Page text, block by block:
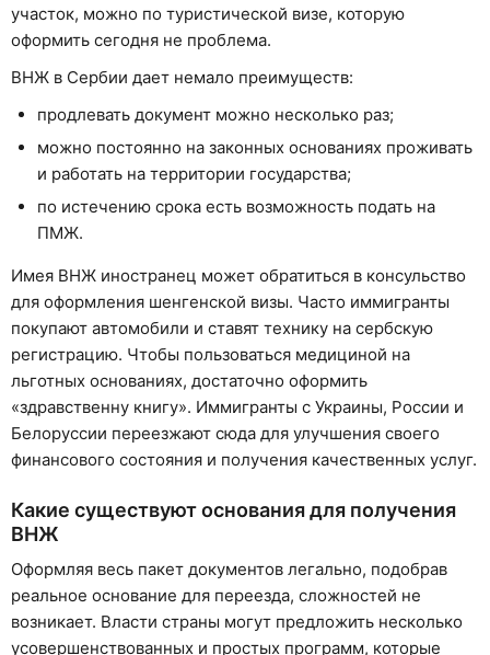
участок, можно по туристической визе, которую
оформить сегодня не проблема.
ВНЖ в Сербии дает немало преимуществ:
продлевать документ можно несколько раз;
можно постоянно на законных основаниях проживать
и работать на территории государства;
по истечению срока есть возможность подать на
ПМЖ.
Имея ВНЖ иностранец может обратиться в консульство
для оформления шенгенской визы. Часто иммигранты
покупают автомобили и ставят технику на сербскую
регистрацию. Чтобы пользоваться медициной на
льготных основаниях, достаточно оформить
«здравственну книгу». Иммигранты с Украины, России и
Белоруссии переезжают сюда для улучшения своего
финансового состояния и получения качественных услуг.
Какие существуют основания для получения
ВНЖ
Оформляя весь пакет документов легально, подобрав
реальное основание для переезда, сложностей не
возникает. Власти страны могут предложить несколько
усовершенствованных и простых программ, которые